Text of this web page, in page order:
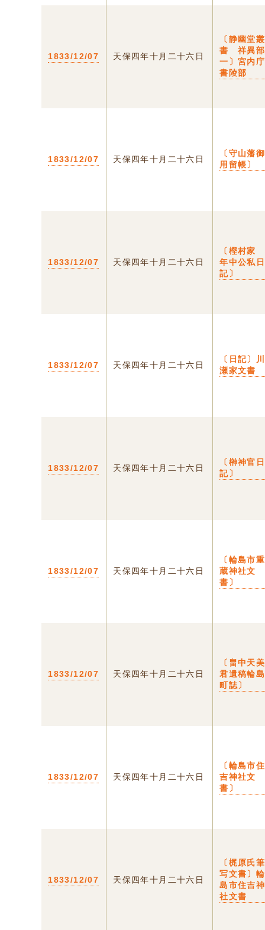
1833/12/07 天保四年十月二十六日
〔静幽堂叢
書 祥異部
一〕宮内庁
書陵部
1833/12/07 天保四年十月二十六日
〔守山藩御
用留帳〕
1833/12/07 天保四年十月二十六日
〔樫村家
年中公私日
記〕
1833/12/07 天保四年十月二十六日
〔日記〕川
瀬家文書
1833/12/07 天保四年十月二十六日
〔榊神官日
記〕
1833/12/07 天保四年十月二十六日
〔輪島市重
蔵神社文
書〕
1833/12/07 天保四年十月二十六日
〔畠中天美
君遺稿輪島
町誌〕
1833/12/07 天保四年十月二十六日
〔輪島市住
吉神社文
書〕
1833/12/07 天保四年十月二十六日
〔梶原氏筆
写文書〕輪
島市住吉神
社文書